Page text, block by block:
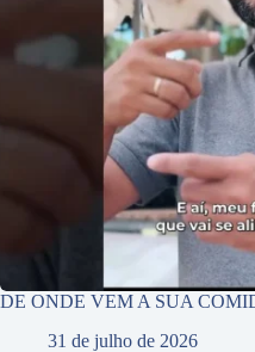
DE ONDE VEM A SUA
31 de julho de 2026